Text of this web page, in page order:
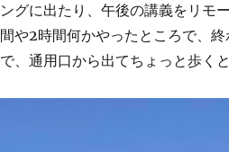
ングに出たり、午後の講義をリモ
間や2時間何かやったところで、
で、通用口から出てちょっと歩く